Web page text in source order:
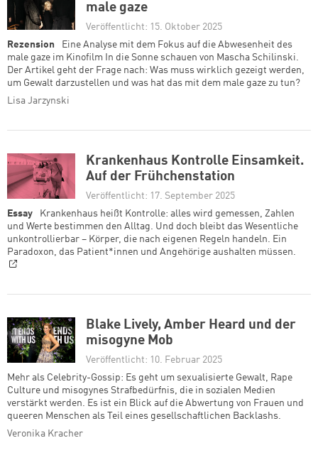
male gaze
Veröffentlicht: 15. Oktober 2025
Rezension
Eine Analyse mit dem Fokus auf die Abwesenheit des
male gaze im Kinofilm In die Sonne schauen von Mascha Schilinski.
Der Artikel geht der Frage nach: Was muss wirklich gezeigt werden,
um Gewalt darzustellen und was hat das mit dem male gaze zu tun?
Lisa Jarzynski
Krankenhaus Kontrolle Einsamkeit.
Auf der Frühchenstation
Veröffentlicht: 17. September 2025
Essay
Krankenhaus heißt Kontrolle: alles wird gemessen, Zahlen
und Werte bestimmen den Alltag. Und doch bleibt das Wesentliche
unkontrollierbar – Körper, die nach eigenen Regeln handeln. Ein
Paradoxon, das Patient*innen und Angehörige aushalten müssen.
Blake Lively, Amber Heard und der
misogyne Mob
Veröffentlicht: 10. Februar 2025
Mehr als Celebrity-Gossip: Es geht um sexualisierte Gewalt, Rape
Culture und misogynes Strafbedürfnis, die in sozialen Medien
verstärkt werden. Es ist ein Blick auf die Abwertung von Frauen und
queeren Menschen als Teil eines gesellschaftlichen Backlashs.
Veronika Kracher